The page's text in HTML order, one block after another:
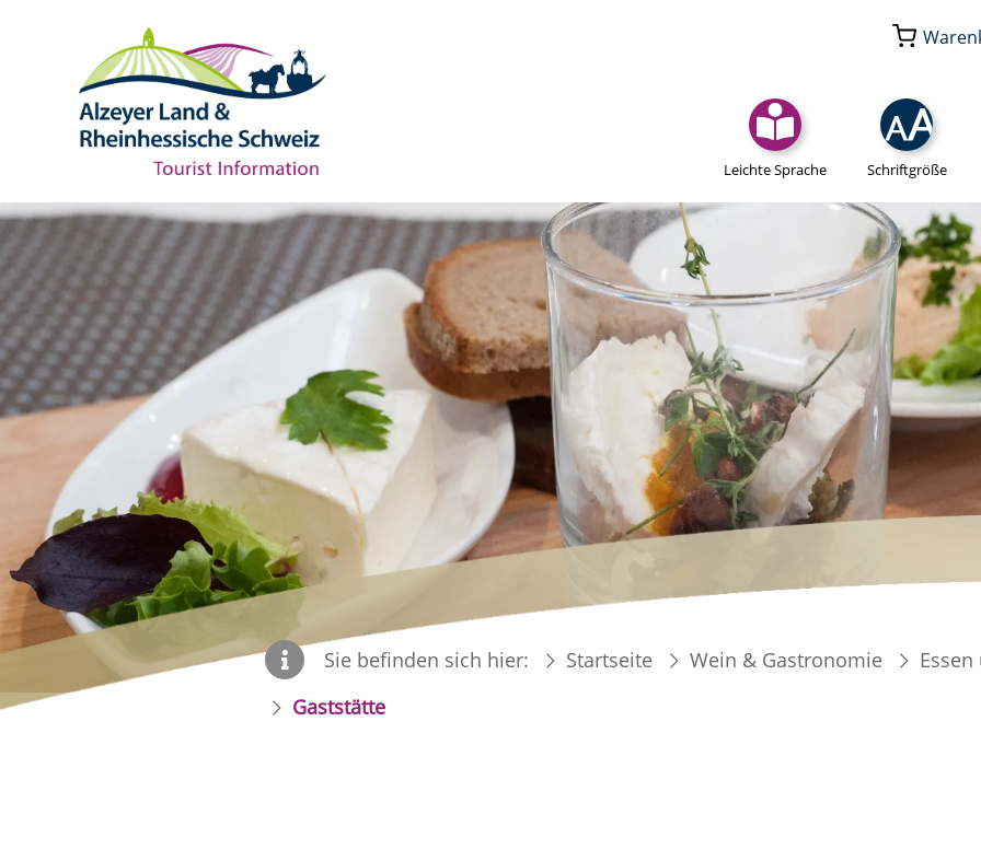
Schriftgröße
Leichte Sprache
Sie befinden sich hier: Startseite Wein & Gastronomie
Gaststätte